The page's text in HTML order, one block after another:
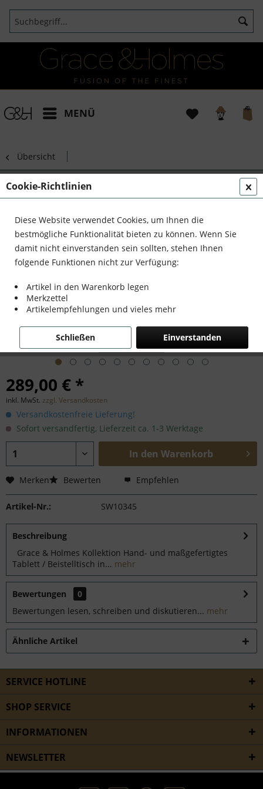
MENÜ
Übersicht
Handarbeit Tablet und Nebentisch
Faltbar Holz
289,00 € *
inkl. MwSt. zzgl. Versandkosten
Versandkostenfreie Lieferung!
Sofort versandfertig, Lieferzeit ca. 1-3 Werktage
In den Warenkorb
Merken Bewerten Empfehlen
Artikel-Nr.: SW10345
Beschreibung
Grace & Holmes Kollektion Hand- und maßgefertigtes
Tablett / Beistelltisch in... mehr
Bewertungen
0
Bewertungen lesen, schreiben und diskutieren... mehr
Ähnliche Artikel
SERVICE HOTLINE
SHOP SERVICE
INFORMATIONEN
NEWSLETTER
Cookie-Richtlinien
Diese Website verwendet Cookies, um Ihnen die
bestmögliche Funktionalität bieten zu können. Wenn Sie
damit nicht einverstanden sein sollten, stehen Ihnen
folgende Funktionen nicht zur Verfügung:
Artikel in den Warenkorb legen
Merkzettel
Artikelempfehlungen und vieles mehr
Einverstanden
Schließen